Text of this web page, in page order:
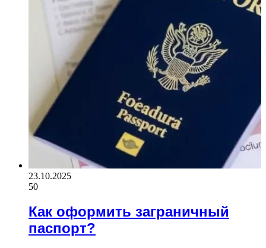
23.10.2025
50
Как оформить заграничный
паспорт?